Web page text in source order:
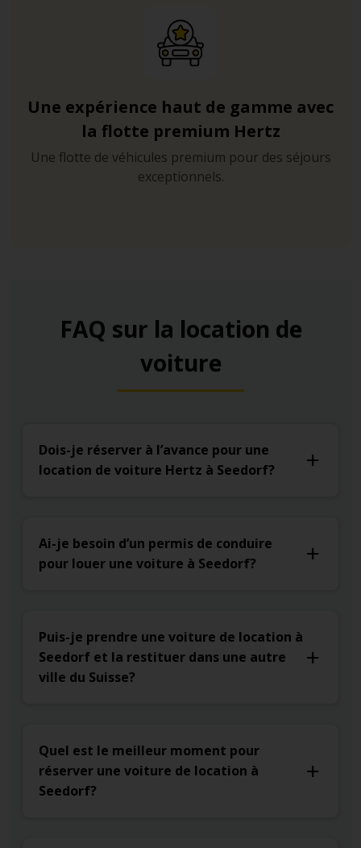
Une expérience haut de gamme avec
la flotte premium Hertz
Une flotte de véhicules premium pour des séjours
exceptionnels.
FAQ sur la location de
voiture
Dois-je réserver à l’avance pour une
location de voiture Hertz à Seedorf?
Ai-je besoin d’un permis de conduire
pour louer une voiture à Seedorf?
Puis-je prendre une voiture de location à
Seedorf et la restituer dans une autre
ville du Suisse?
Quel est le meilleur moment pour
réserver une voiture de location à
Seedorf?